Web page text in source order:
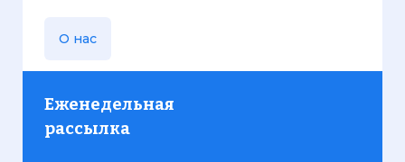
О нас
Еженедельная
рассылка